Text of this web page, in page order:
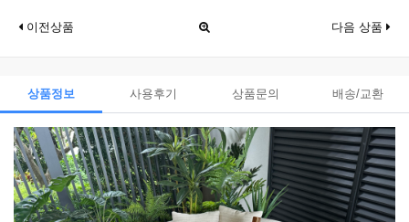
이전상품 다음 상품
상품정보 사용후기 상품문의 배송/교환